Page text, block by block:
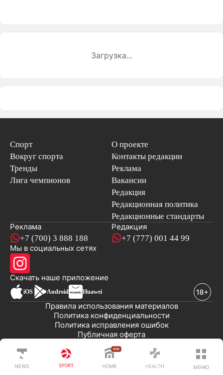
Загрузка...
Спорт
Вокруг спорта
Тренды
Лига чемпионов
О проекте
Контакты редакции
Реклама
Вакансии
Редакция
Редакционная политика
Редакционные стандарты
Реклама
+7 (700) 3 888 188
Редакция
+7 (777) 001 44 99
Мы в социальных сетях
Скачать наше приложениеновостей
iOS Android Huawei
Публичная оферта
Политика исправления ошибок
Политика конфиденциальности
Правила использования материалов
© 2008-2026 ТОО «EML»